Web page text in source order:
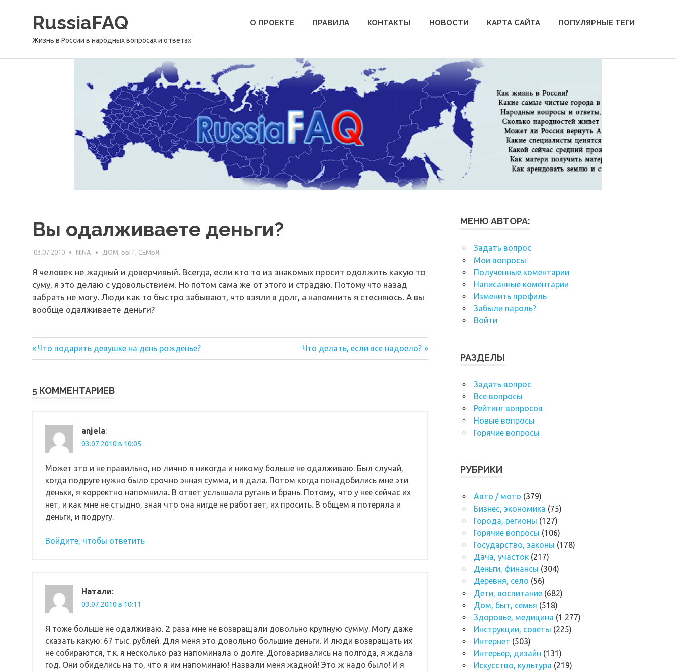
содержимомуRussiaFAQ
Жизнь в России в народных вопросах и ответах
О ПРОЕКТЕ ПРАВИЛА КОНТАКТЫ НОВОСТИ КАРТА САЙТА ПОПУЛЯРНЫЕ ТЕГИ
Вы одалживаете деньги?
03.07.2010 NINA ДОМ, БЫТ, СЕМЬЯ
Я человек не жадный и доверчивый. Всегда, если кто то из знакомых просит одолжить какую то
суму, я это делаю с удовольствием. Но потом сама же от этого и страдаю. Потому что назад
забрать не могу. Люди как то быстро забывают, что взяли в долг, а напомнить я стесняюсь. А вы
вообще одалживаете деньги?
Навигация
записям
Предыдущая
запись:
Что подарить девушке на день рожденье?
Следующая
запись:
Что делать, если все надоело?
5 КОММЕНТАРИЕВ
anjela:
03.07.2010 в 10:05
Может это и не правильно, но лично я никогда и никому больше не одалживаю. Был случай,
когда подруге нужно было срочно энная сумма, и я дала. Потом когда понадобились мне эти
деньки, я корректно напомнила. В ответ услышала ругань и брань. Потому, что у нее сейчас их
нет, и как мне не стыдно, зная что она нигде не работает, их просить. В общем я потеряла и
деньги, и подругу.
Войдите, чтобы ответить
Натали:
03.07.2010 в 10:11
Я тоже больше не одалживаю. 2 раза мне не возвращали довольно крупную сумму. Могу даже
сказать какую: 67 тыс. рублей. Для меня это довольно большие деньги. И люди возвращать их
не собираются, т.к. я несколько раз напоминала о долге. Договаривались на полгода, я ждала
год. Они обиделись на то, что я им напоминаю! Назвали меня жадной! Это ж надо было! И я
МЕНЮ АВТОРА:
Задать вопрос
Мои вопросы
Полученные коментарии
Написанные коментарии
Изменить профиль
Забыли пароль?
Войти
РАЗДЕЛЫ
Задать вопрос
Все вопросы
Рейтинг вопросов
Новые вопросы
Горячие вопросы
РУБРИКИ
Авто / мото (379)
Бизнес, экономика (75)
Города, регионы (127)
Горячие вопросы (106)
Государство, законы (178)
Дача, участок (217)
Деньги, финансы (304)
Деревня, село (56)
Дети, воспитание (682)
Дом, быт, семья (518)
Здоровье, медицина (1 277)
Инструкции, советы (225)
Интернет (503)
Интерьер, дизайн (131)
Искусство, культура (219)